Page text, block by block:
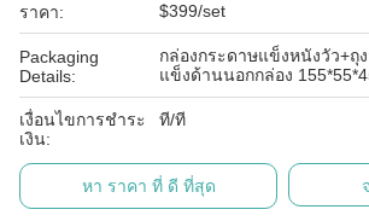
ราคา: $399/set
Packaging
Details:
กล่องกระดาษแข็งหนังวัว+ถุ
แข็งด้านนอกกล่อง
เงื่อนไขการชำระ
เงิน:
ที/ที
หา ราคา ที่ ดี ที่สุด